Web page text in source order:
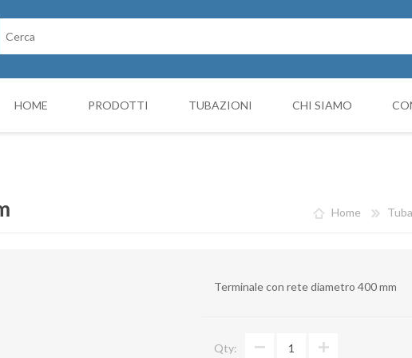
HOME PRODOTTI TUBAZIONI
Curve
Giunto Antivibrante
CHI SIAMO
Home
Terminale con rete diametro 400 mm
Qty: